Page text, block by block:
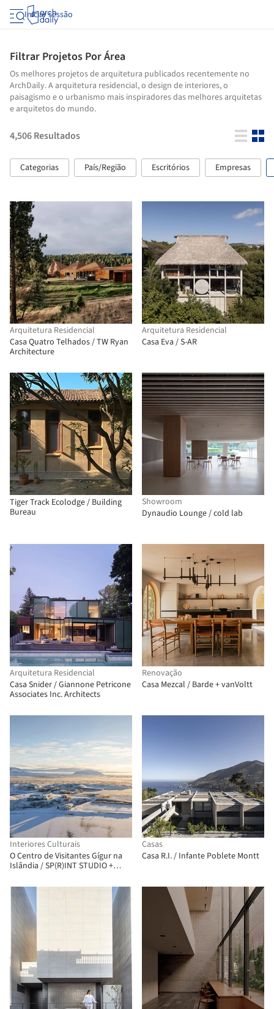
Iniciar sessão
Filtrar Projetos Por Área
Os melhores projetos de arquitetura publicados recentemente no
ArchDaily. A arquitetura residencial, o design de interiores, o
paisagismo e o urbanismo mais inspiradores das melhores arquitetas
e arquitetos do mundo.
4,506Resultados
Categorias País/Região Escritórios Empresas
Arquitetura Residencial
Casa Quatro Telhados / TW Ryan
Architecture
Arquitetura Residencial
Casa Eva / S-AR
Tiger Track Ecolodge / Building
Bureau
Showroom
Dynaudio Lounge / cold lab
Arquitetura Residencial
Casa Snider / Giannone Petricone
Associates Inc. Architects
Renovação
Casa Mezcal / Barde + vanVoltt
Interiores Culturais
O Centro de Visitantes Gígur na
Islândia / SP(R)INT STUDIO +
Casas
Casa R.I. / Infante Poblete Montt